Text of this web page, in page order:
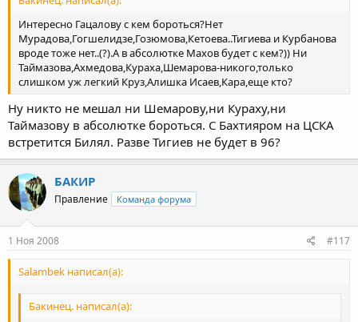
Интересно Гацалову с кем бороться?Нет
Мурадова,Гогшелидзе,Гозюмова,Кетоева..Тигиева и Курбанова
вроде тоже нет..(?).А в абсолютке Махов будет с кем?)) Ни
Таймазова,Ахмедова,Кураха,Шемарова-никого,только
слишком уж легкий Круз,Алишка Исаев,Кара,еще кто?
Ну никто не мешал ни Шемарову,ни Кураху,ни
Таймазову в абсолютке бороться. С Бахтияром на ЦСКА
встретится Билял. Разве Тигиев не будет в 96?
БАКИР
Правление Команда форума
1 Ноя 2008 #117
Salambek написал(а):
Бакинец. написал(а):